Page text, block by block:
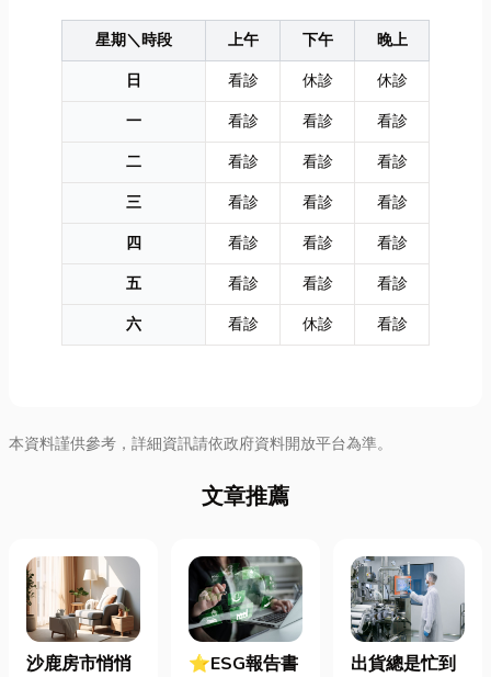
星期＼時段 上午 下午
晚上
日
看診 休診
休診
一
看診 看診
看診
二
看診 看診
看診
三
看診 看診
看診
四
看診 看診
看診
五
看診 看診
看診
六
看診 休診 看診
本資料謹供參考，詳細資訊請依政府資料開放平台為準。
文章推薦
沙鹿房市悄悄
⭐ESG報告書
出貨總是忙到